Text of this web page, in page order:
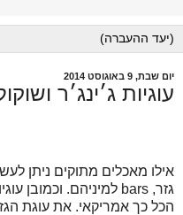
יום שבת, 9 באוגוסט 2014
עוגיות ג׳ינג׳ר
אילו מאכלים מתוקים ניתן
גזר, bars למיניהם. וכמובן עוגיות ג׳ינג׳ר. כמו ה
הכל כך אמריקאי. את עוגת